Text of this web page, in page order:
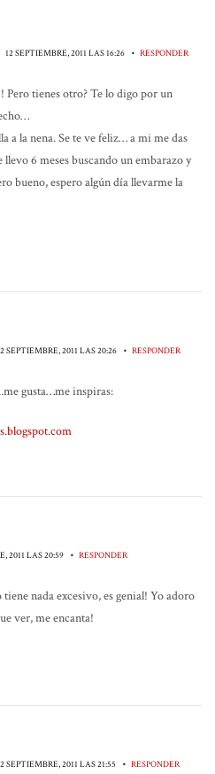
12 SEPTIEMBRE, 2011 LAS 16:26 • RESPONDER
Pero tienes otro? Te lo digo por un
a la nena. Se te ve feliz… a mi me das
6 meses buscando un embarazo y
bueno, espero algún día llevarme la
SEPTIEMBRE, 2011 LAS 20:26 • RESPONDER
gusta…me inspiras:
2011 LAS 20:59 • RESPONDER
nada excesivo, es genial! Yo adoro
ver, me encanta!
SEPTIEMBRE, 2011 LAS 21:55 • RESPONDER